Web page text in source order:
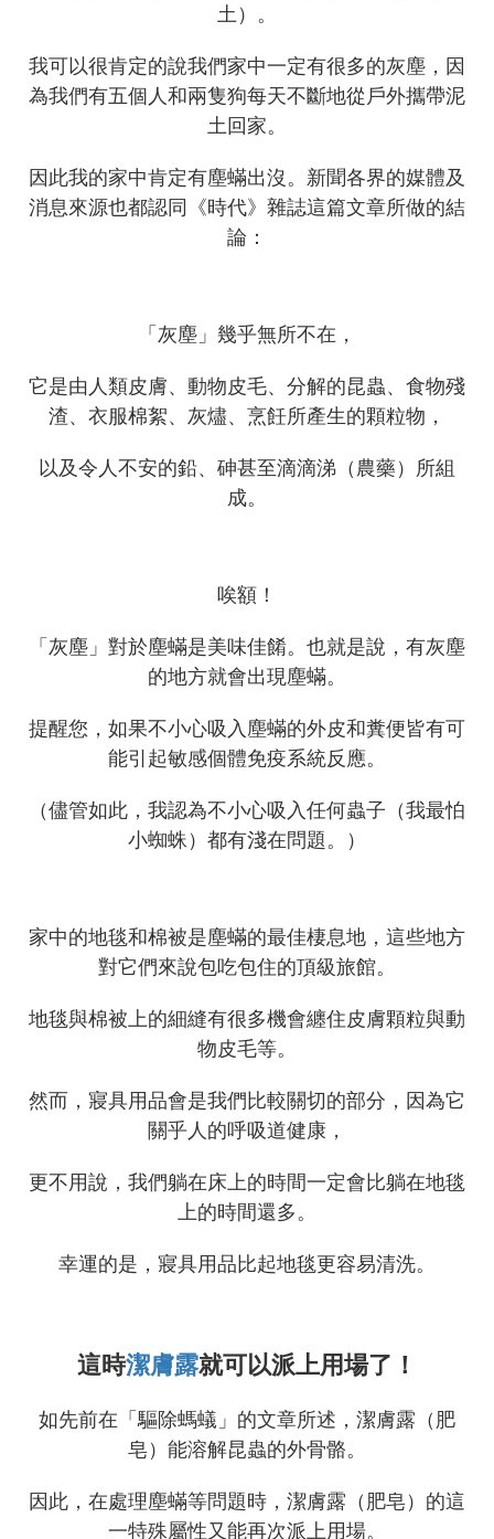
土）。
我可以很肯定的說我們家中一定有很多的灰塵，因
為我們有五個人和兩隻狗每天不斷地從戶外攜帶泥
土回家。
因此我的家中肯定有塵蟎出沒。新聞各界的媒體及
消息來源也都認同《時代》雜誌這篇文章所做的結
論：
「灰塵」幾乎無所不在，
它是由人類皮膚、動物皮毛、分解的昆蟲、食物殘
渣、衣服棉絮、灰燼、烹飪所產生的顆粒物，
以及令人不安的鉛、砷甚至滴滴涕（農藥）所組
成。
唉額！
「灰塵」對於塵蟎是美味佳餚。也就是說，有灰塵
的地方就會出現塵蟎。
提醒您，如果不小心吸入塵蟎的外皮和糞便皆有可
能引起敏感個體免疫系統反應。
（儘管如此，我認為不小心吸入任何蟲子（我最怕
小蜘蛛）都有淺在問題。）
家中的地毯和棉被是塵蟎的最佳棲息地，這些地方
對它們來說包吃包住的頂級旅館。
地毯與棉被上的細縫有很多機會纏住皮膚顆粒與動
物皮毛等。
然而，寢具用品會是我們比較關切的部分，因為它
關乎人的呼吸道健康，
更不用說，我們躺在床上的時間一定會比躺在地毯
上的時間還多。
幸運的是，寢具用品比起地毯更容易清洗。
這時潔膚露就可以派上用場了！
如先前在「驅除螞蟻」的文章所述，潔膚露（肥
皂）能溶解昆蟲的外骨骼。
因此，在處理塵蟎等問題時，潔膚露（肥皂）的這
一特殊屬性又能再次派上用場。